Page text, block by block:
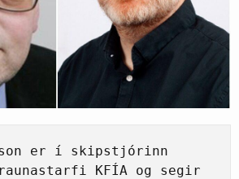
er í skipstjórinn
KFÍA og segir